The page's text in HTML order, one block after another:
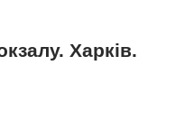
Харків.